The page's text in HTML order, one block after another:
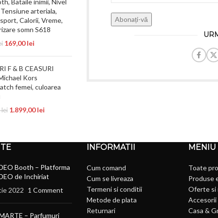
Bataile inimii, Nivel
arteriala,
Calorii, Vreme,
somn S618
169,00lei
F & B CEASURI
Kors
femei, culoarea
lei 1.899,00lei
Booth – Platforma
de Inchiriat
2022 1 Comment
– Parfumuri
INFORMATII
Cum comand
Cum se livreaza
Termeni si conditii
Metode de plata
Returnari
MENIU
Toate
Produse
Oferte si
Casa &